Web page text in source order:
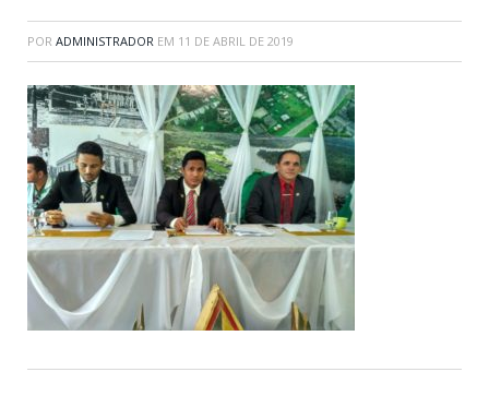
POR ADMINISTRADOR EM 11 DE ABRIL DE 2019